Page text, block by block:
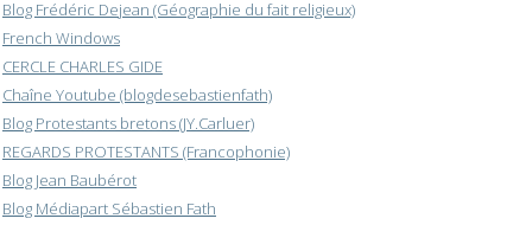
Blog Frédéric Dejean (Géographie du fait religieux)
French Windows
CERCLE CHARLES GIDE
Chaîne Youtube (blogdesebastienfath)
Blog Protestants bretons (JY.Carluer)
REGARDS PROTESTANTS (Francophonie)
Blog Jean Baubérot
Blog Médiapart Sébastien Fath